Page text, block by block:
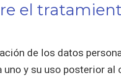
el
de los datos
uno y su uso posterior